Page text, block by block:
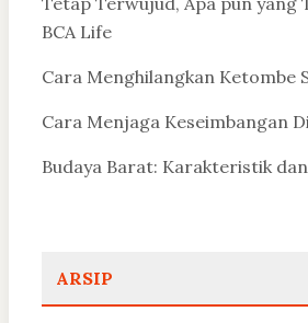
BCA Life
Cara Menghilangkan Ketombe
Cara Menjaga Keseimbangan
Budaya Barat: Karakteristik
ARSIP